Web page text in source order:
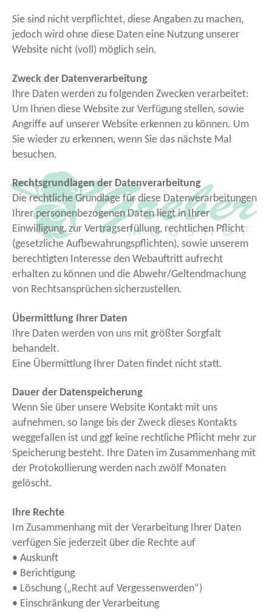
Sie sind nicht verpflichtet, diese Angaben zu machen,
jedoch wird ohne diese Daten eine Nutzung unserer
Website nicht (voll) möglich sein.
Zweck der Datenverarbeitung
Ihre Daten werden zu folgenden Zwecken verarbeitet:
Um Ihnen diese Website zur Verfügung stellen, sowie
Angriffe auf unserer Website erkennen zu können. Um
Sie wieder zu erkennen, wenn Sie das nächste Mal
besuchen.
Rechtsgrundlagen der Datenverarbeitung
Die rechtliche Grundlage für diese Datenverarbeitungen
Ihrer personenbezogenen Daten liegt in Ihrer
Einwilligung, zur Vertragserfüllung, rechtlichen Pflicht
(gesetzliche Aufbewahrungspflichten), sowie unserem
berechtigten Interesse den Webauftritt aufrecht
erhalten zu können und die Abwehr/Geltendmachung
von Rechtsansprüchen sicherzustellen.
Übermittlung Ihrer Daten
Ihre Daten werden von uns mit größter Sorgfalt
behandelt.
Eine Übermittlung Ihrer Daten findet nicht statt.
Dauer der Datenspeicherung
Wenn Sie über unsere Website Kontakt mit uns
aufnehmen, so lange bis der Zweck dieses Kontakts
weggefallen ist und ggf keine rechtliche Pflicht mehr zur
Speicherung besteht. Ihre Daten im Zusammenhang mit
der Protokollierung werden nach zwölf Monaten
gelöscht.
Ihre Rechte
Im Zusammenhang mit der Verarbeitung Ihrer Daten
verfügen Sie jederzeit über die Rechte auf
• Auskunft
• Berichtigung
• Löschung („Recht auf Vergessenwerden“)
• Einschränkung der Verarbeitung